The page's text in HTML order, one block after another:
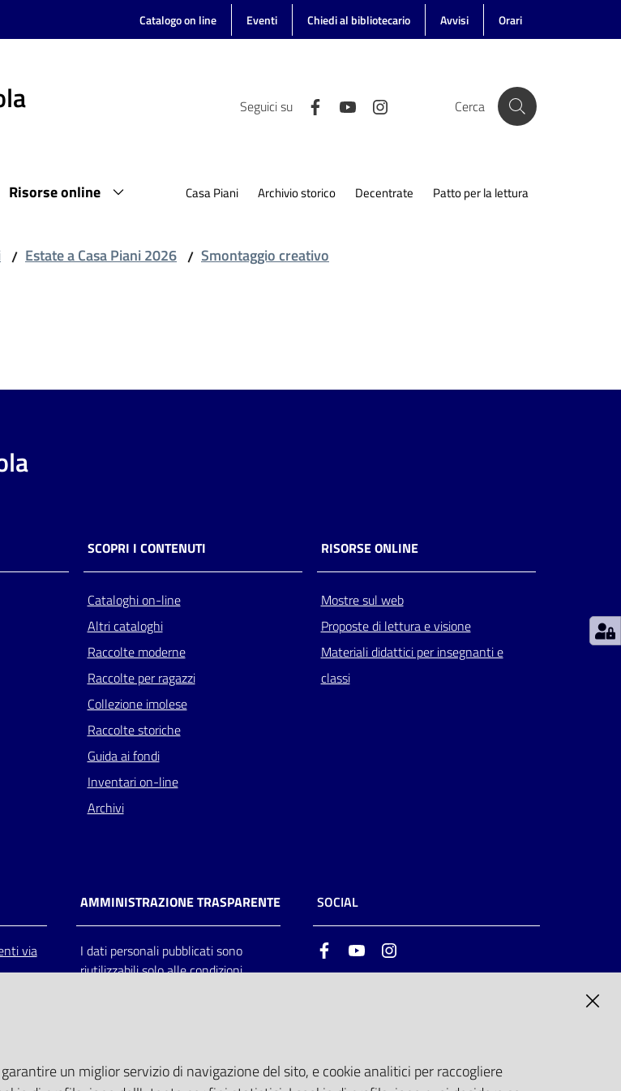
Catalogo on line Eventi Chiedi al bibliotecario Avvisi Orari
Seguici su Cerca
Risorse online Casa Piani Archivio storico Decentrate Patto per la lettura
/ Estate a Casa Piani 2026 / Smontaggio creativo
SCOPRI I CONTENUTI
Cataloghi on-line
Altri cataloghi
Raccolte moderne
Raccolte per ragazzi
Collezione imolese
Raccolte storiche
Guida ai fondi
Inventari on-line
Archivi
RISORSE ONLINE
Mostre sul web
Proposte di lettura e visione
Materiali didattici per insegnanti e
classi
via
AMMINISTRAZIONE TRASPARENTE
I dati personali pubblicati sono
riutilizzabili solo alle condizioni
SOCIAL
FacebookYoutube
un miglior servizio di navigazione del sito, e cookie analitici per raccogliere